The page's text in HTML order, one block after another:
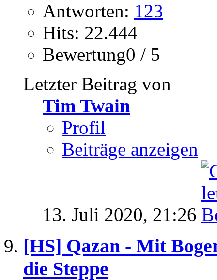
Antworten: 123
Hits: 22.444
Bewertung0 / 5
Letzter Beitrag von
Tim Twain
Profil
Beiträge anzeigen
13. Juli 2020, 21:26
[HS] Qazan - Mit
die Steppe